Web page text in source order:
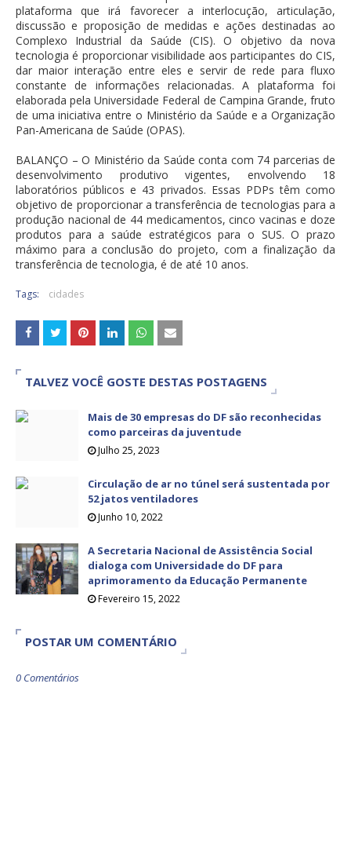
plataforma que irá favorecer a interlocução, articulação,
discussão e proposição de medidas e ações destinadas ao
Complexo Industrial da Saúde (CIS). O objetivo da nova
tecnologia é proporcionar visibilidade aos participantes do CIS,
dar maior interação entre eles e servir de rede para fluxo
constante de informações relacionadas. A plataforma foi
elaborada pela Universidade Federal de Campina Grande, fruto
de uma iniciativa entre o Ministério da Saúde e a Organização
Pan-Americana de Saúde (OPAS).
BALANÇO – O Ministério da Saúde conta com 74 parcerias de
desenvolvimento produtivo vigentes, envolvendo 18
laboratórios públicos e 43 privados. Essas PDPs têm como
objetivo de proporcionar a transferência de tecnologias para a
produção nacional de 44 medicamentos, cinco vacinas e doze
produtos para a saúde estratégicos para o SUS. O prazo
máximo para a conclusão do projeto, com a finalização da
transferência de tecnologia, é de até 10 anos.
Tags: cidades
TALVEZ VOCÊ GOSTE DESTAS POSTAGENS
Mais de 30 empresas do DF são reconhecidas
como parceiras da juventude
Julho 25, 2023
Circulação de ar no túnel será sustentada por
52 jatos ventiladores
Junho 10, 2022
A Secretaria Nacional de Assistência Social
dialoga com Universidade do DF para
aprimoramento da Educação Permanente
Fevereiro 15, 2022
POSTAR UM COMENTÁRIO
0 Comentários